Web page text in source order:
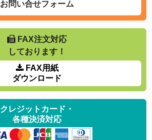
お問い合せフォーム
FAX注文対応
しております！
FAX用紙
ダウンロード
クレジットカード・
各種決済対応